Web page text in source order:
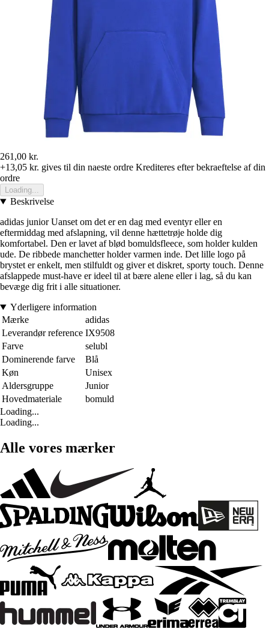
261,00 kr.
+13,05 kr. gives til din naeste ordre Krediteres efter bekraeftelse af din
ordre
Loading...
Beskrivelse
adidas junior Uanset om det er en dag med eventyr eller en
eftermiddag med afslapning, vil denne hættetrøje holde dig
komfortabel. Den er lavet af blød bomuldsfleece, som holder kulden
ude. De ribbede manchetter holder varmen inde. Det lille logo på
brystet er enkelt, men stilfuldt og giver et diskret, sporty touch. Denne
afslappede must-have er ideel til at bære alene eller i lag, så du kan
bevæge dig frit i alle situationer.
Yderligere information
Mærke
adidas
Leverandør reference IX9508
Farve
selubl
Dominerende farve
Blå
Køn
Unisex
Aldersgruppe
Junior
Hovedmateriale
bomuld
Loading...
Loading...
Alle vores mærker